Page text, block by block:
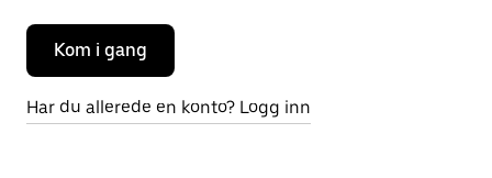
Kom i gang
Har du allerede en konto? Logg inn